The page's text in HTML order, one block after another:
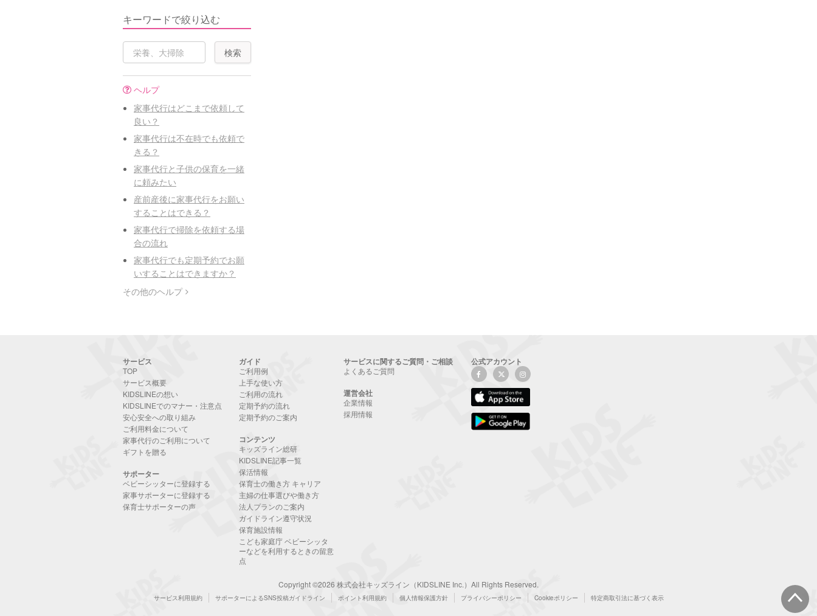
キーワードで絞り込む
ヘルプ
家事代行はどこまで依頼して
良い？
家事代行は不在時でも依頼で
きる？
家事代行と子供の保育を一緒
に頼みたい
産前産後に家事代行をお願い
することはできる？
家事代行で掃除を依頼する場
合の流れ
家事代行でも定期予約でお願
いすることはできますか？
その他のヘルプ
サービス
TOP
サービス概要
KIDSLINEの想い
KIDSLINEでのマナー・注意点
安心安全への取り組み
ご利用料金について
家事代行のご利用について
ギフトを贈る
サポーター
ベビーシッターに登録する
家事サポーターに登録する
保育士サポーターの声
ガイド
ご利用例
上手な使い方
ご利用の流れ
定期予約の流れ
定期予約のご案内
コンテンツ
キッズライン総研
KIDSLINE記事一覧
保活情報
保育士の働き方 キャリア
主婦の仕事選びや働き方
法人プランのご案内
ガイドライン遵守状況
保育施設情報
こども家庭庁 ベビーシッタ
ーなどを利用するときの留意
点
サービスに関するご質問・ご相談
よくあるご質問
運営会社
企業情報
採用情報
公式アカウント
Copyright ©2026 株式会社キッズライン（KIDSLINE Inc.）All Rights Reserved.
サービス利用規約 サポーターによるSNS投稿ガイドライン ポイント利用規約 個人情報保護方針 プライバシーポリシー Cookieポリシー 特定商取引法に基づく表示